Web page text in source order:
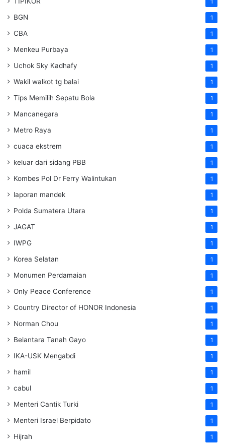
1
BGN 1
CBA 1
Menkeu Purbaya 1
Uchok Sky Kadhafy 1
Wakil walkot tg balai 1
Tips Memilih Sepatu Bola 1
Mancanegara 1
Metro Raya 1
cuaca ekstrem 1
keluar dari sidang PBB 1
Kombes Pol Dr Ferry Walintukan 1
laporan mandek 1
Polda Sumatera Utara 1
JAGAT 1
IWPG 1
Korea Selatan 1
Monumen Perdamaian 1
Only Peace Conference 1
Country Director of HONOR Indonesia 1
Norman Chou 1
Belantara Tanah Gayo 1
IKA-USK Mengabdi 1
hamil 1
cabul 1
Menteri Cantik Turki 1
Menteri Israel Berpidato 1
Hijrah 1